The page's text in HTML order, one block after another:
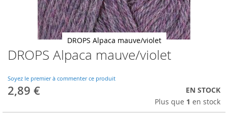
DROPS Alpaca mauve/violet
Soyez le premier à commenter ce produit
2,89 €
EN STOCK
Plus que 1 en stock
DROPS Alpaca mauve/violet
Skip
to
beginning
of
images